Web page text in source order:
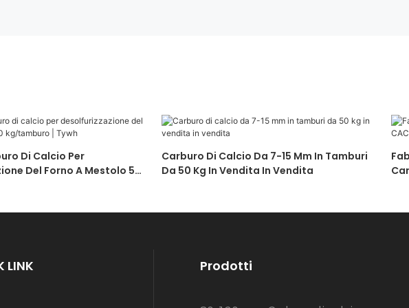
Di Calcio Per
Del Forno A Mestolo 50
Carburo Di Calcio Da 7-15 Mm In Tamburi
Da 50 Kg In Vendita In Vendita
LINK Prodotti